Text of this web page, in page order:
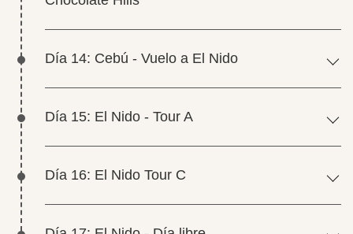
Día 14: Cebú - Vuelo a El Nido
Día 15: El Nido - Tour A
Día 16: El Nido Tour C